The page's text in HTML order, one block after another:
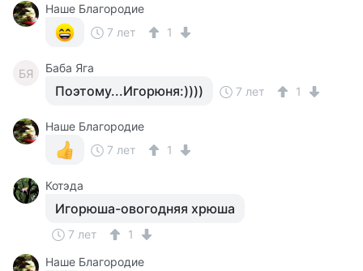
Наше Благородие
7 лет
1
БЯ Баба Яга
Поэтому...Игорюня:)))) 7 лет 1
Наше Благородие
7 лет
1
Котэда
Игорюша-овогодняя хрюша
7 лет
1
Наше Благородие